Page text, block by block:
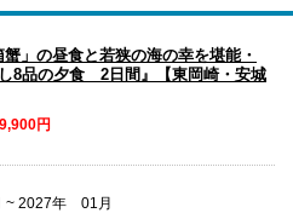
」の昼食と若狭の海の幸を堪能・
8品の夕食 2日間』【東岡崎・安城
円
2027年 01月